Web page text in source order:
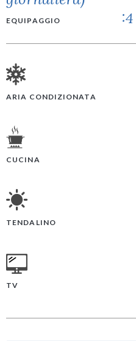
EQUIPAGGIO :4
ARIA CONDIZIONATA
CUCINA
TENDALINO
TV